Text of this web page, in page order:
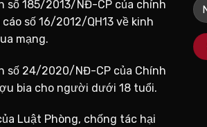
số 185/2013/NĐ-CP của chính
số 16/2012/QH13 về kinh
mạng.
số 24/2020/NĐ-CP của Chính
bia cho người dưới 18 tuổi.
Luật Phòng, chống tác hại